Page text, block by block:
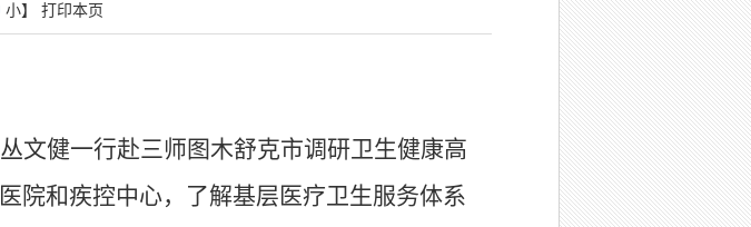
小】 打印本页
文健一行赴三师图木舒克市调研卫生健康高
院和疾控中心，了解基层医疗卫生服务体系